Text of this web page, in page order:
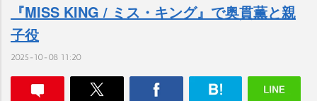
『MISS KING / ミス・キング』で奥貫薫と親
子役
2025-10-08 11:20